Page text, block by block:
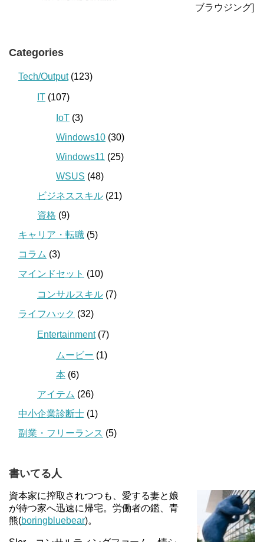
ブラウジング]
Categories
Tech/Output(123)
IT (107)
IoT (3)
Windows10 (30)
Windows11 (25)
WSUS (48)
ビジネススキル (21)
資格 (9)
キャリア・転職 (5)
コラム (3)
マインドセット (10)
コンサルスキル (7)
ライフハック (32)
Entertainment(7)
ムービー (1)
本 (6)
アイテム (26)
中小企業診断士 (1)
副業・フリーランス (5)
書いてる人
資本家に搾取されつつも、愛する妻と娘
が待つ家へ迅速に帰宅。労働者の鑑、青
熊(boringbluebear)。